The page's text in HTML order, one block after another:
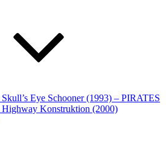
Eye Schooner (1993) – PIRATES
Highway Konstruktion (2000)